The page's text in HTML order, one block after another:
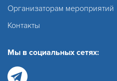
Организаторам мероприятий
Контакты
Мы в социальных сетях: